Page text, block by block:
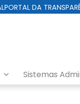
PORTAL DA
Sistemas